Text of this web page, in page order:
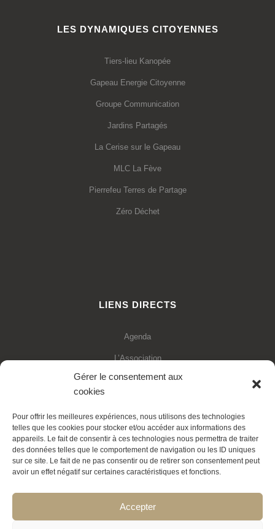
Gérer le consentement aux
cookies
Pour offrir les meilleures expériences, nous utilisons des technologies
telles que les cookies pour stocker et/ou accéder aux informations des
appareils. Le fait de consentir à ces technologies nous permettra de traiter
des données telles que le comportement de navigation ou les ID uniques
sur ce site. Le fait de ne pas consentir ou de retirer son consentement peut
avoir un effet négatif sur certaines caractéristiques et fonctions.
Accepter
LES DYNAMIQUES CITOYENNES
Tiers-lieu Kanopée
Gapeau Energie Citoyenne
Groupe Communication
Jardins Partagés
La Cerise sur le Gapeau
MLC La Fève
Pierrefeu Terres de Partage
Zéro Déchet
LIENS DIRECTS
Agenda
L’Association
Financements
Adhésion en ligne
Faire un don déductible
Contactez-nous
Politique de cookies